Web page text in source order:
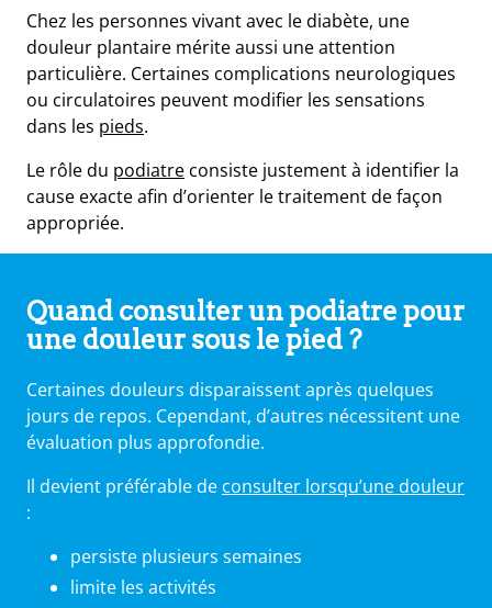
Chez les personnes vivant avec le diabète, une
douleur plantaire mérite aussi une attention
particulière. Certaines complications neurologiques
ou circulatoires peuvent modifier les sensations
dans les pieds.
Le rôle du podiatre consiste justement à identifier la
cause exacte afin d’orienter le traitement de façon
appropriée.
Quand consulter un podiatre pour
une douleur sous le pied ?
Certaines douleurs disparaissent après quelques
jours de repos. Cependant, d’autres nécessitent une
évaluation plus approfondie.
Il devient préférable de consulter lorsqu’une douleur
:
persiste plusieurs semaines
limite les activités